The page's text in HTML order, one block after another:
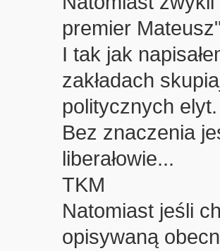
premier
I tak jak
zakładach
politycznych elyt.
Bez znaczenia
liberałowie...
TKM
Natomiast jeśli
opisywaną